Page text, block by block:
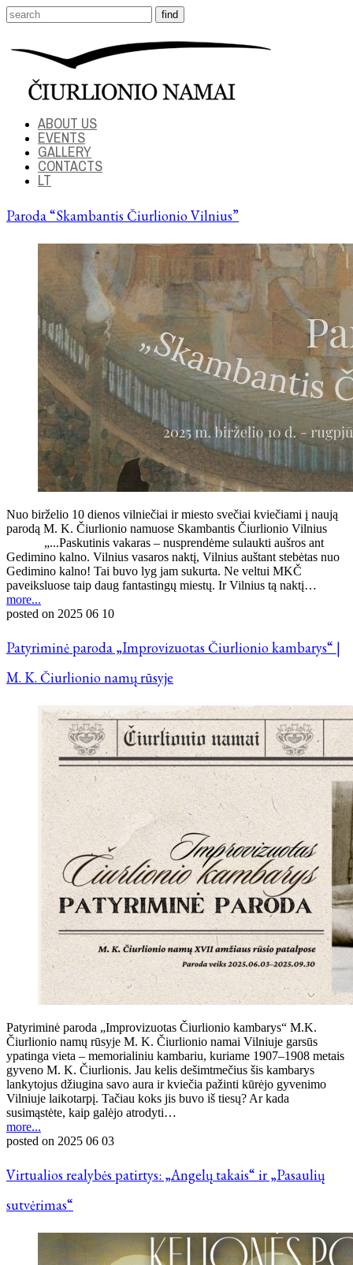
ABOUT US
EVENTS
GALLERY
CONTACTS
LT
Paroda “Skambantis Čiurlionio Vilnius”
Nuo birželio 10 dienos vilniečiai ir miesto svečiai kviečiami į naują
parodą M. K. Čiurlionio namuose Skambantis Čiurlionio Vilnius
„...Paskutinis vakaras – nusprendėme sulaukti aušros ant
Gedimino kalno. Vilnius vasaros naktį, Vilnius auštant stebėtas nuo
Gedimino kalno! Tai buvo lyg jam sukurta. Ne veltui MKČ
paveiksluose taip daug fantastingų miestų. Ir Vilnius tą naktį…
more...
posted on 2025 06 10
Patyriminė paroda „Improvizuotas Čiurlionio kambarys“ |
M. K. Čiurlionio namų rūsyje
Patyriminė paroda „Improvizuotas Čiurlionio kambarys“ M.K.
Čiurlionio namų rūsyje M. K. Čiurlionio namai Vilniuje garsūs
ypatinga vieta – memorialiniu kambariu, kuriame 1907–1908 metais
gyveno M. K. Čiurlionis. Jau kelis dešimtmečius šis kambarys
lankytojus džiugina savo aura ir kviečia pažinti kūrėjo gyvenimo
Vilniuje laikotarpį. Tačiau koks jis buvo iš tiesų? Ar kada
susimąstėte, kaip galėjo atrodyti…
more...
posted on 2025 06 03
Virtualios realybės patirtys: „Angelų takais“ ir „Pasaulių
sutvėrimas“